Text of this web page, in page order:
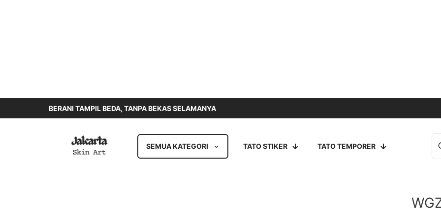
BERANI TAMPIL BEDA, TANPA BEKAS SELAMANYA
SEMUA KATEGORI TATO STIKER TATO TEMPORER